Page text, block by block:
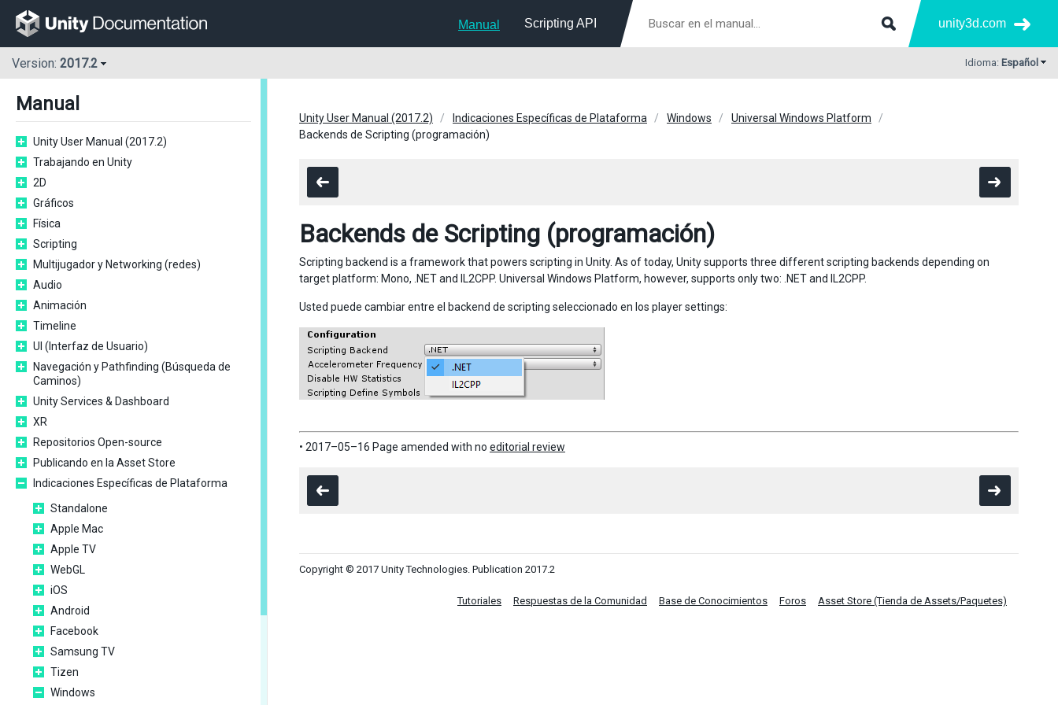
Manual Scripting API unity3d.com
Version: 2017.2 Idioma: Español
Manual
Unity User Manual (2017.2)
Trabajando en Unity
2D
Gráficos
Física
Scripting
Multijugador y Networking (redes)
Audio
Animación
Timeline
UI (Interfaz de Usuario)
Navegación y Pathfinding (Búsqueda de
Caminos)
Unity Services & Dashboard
XR
Repositorios Open-source
Publicando en la Asset Store
Indicaciones Específicas de Plataforma
Standalone
Apple Mac
Apple TV
WebGL
iOS
Android
Facebook
Samsung TV
Tizen
Windows
Unity User Manual (2017.2) Indicaciones Específicas de Plataforma Windows
Universal Windows Platform
Backends de Scripting (programación)
Backends de Scripting (programación)
Scripting backend is a framework that powers scripting in Unity. As of today, Unity supports three different scripting backends depending on
target platform: Mono, .NET and IL2CPP. Universal Windows Platform, however, supports only two: .NET and IL2CPP.
Usted puede cambiar entre el backend de scripting seleccionado en los player settings:
• 2017–05–16 Page amended with no editorial review
Copyright © 2017 Unity Technologies. Publication 2017.2
Tutoriales Respuestas de la Comunidad Base de Conocimientos Foros Asset Store (Tienda de Assets/Paquetes)